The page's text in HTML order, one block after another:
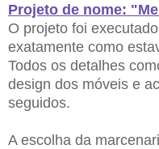
Projeto de nome:
O projeto foi
exatamente como
Todos os detalhes
design dos móveis e
seguidos.
A escolha da